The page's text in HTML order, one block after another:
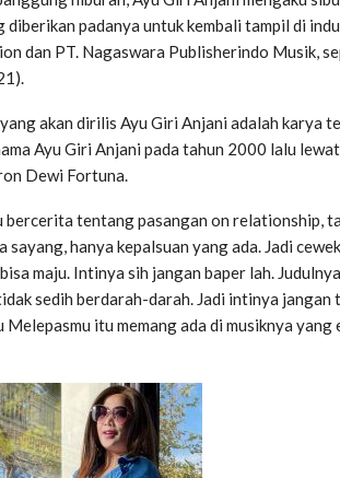
diberikan padanya untuk kembali tampil di
dan PT. Nagaswara Publisherindo Musik,
akan dirilis Ayu Giri Anjani adalah karya
Ayu Giri Anjani pada tahun 2000 lalu
Dewi Fortuna.
bercerita tentang pasangan on relationship,
sayang, hanya kepalsuan yang ada. Jadi
maju. Intinya sih jangan baper lah.
sedih berdarah-darah. Jadi intinya
Melepasmu itu memang ada di musiknya